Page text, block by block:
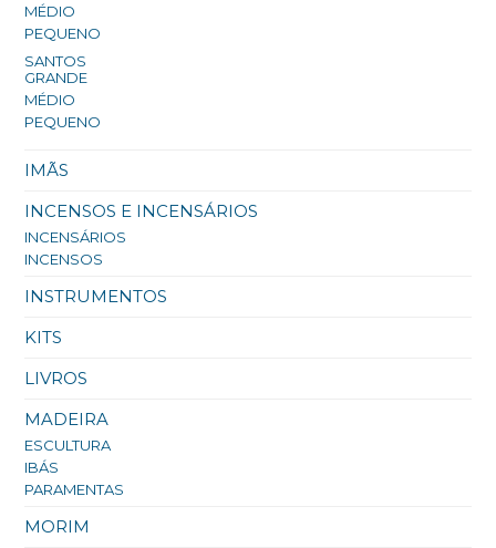
MÉDIO
PEQUENO
SANTOS
GRANDE
MÉDIO
PEQUENO
IMÃS
INCENSOS E INCENSÁRIOS
INCENSÁRIOS
INCENSOS
INSTRUMENTOS
KITS
LIVROS
MADEIRA
ESCULTURA
IBÁS
PARAMENTAS
MORIM